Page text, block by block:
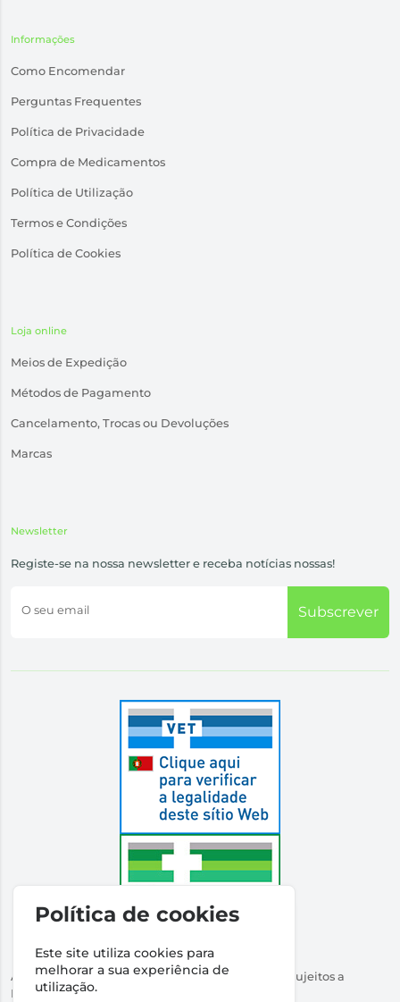
Informações
Como Encomendar
Perguntas Frequentes
Política de Privacidade
Compra de Medicamentos
Política de Utilização
Termos e Condições
Política de Cookies
Loja online
Meios de Expedição
Métodos de Pagamento
Cancelamento, Trocas ou Devoluções
Marcas
Newsletter
Registe-se na nossa newsletter e receba notícias nossas!
O seu email Subscrever
Autorizado a Disponibilizar Medicamentos Não Sujeitos a
Receita Médica
Política de cookies
Este site utiliza cookies para
melhorar a sua experiência de
utilização.